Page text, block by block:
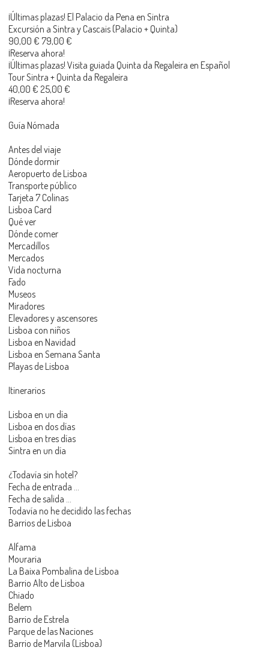
¡Últimas plazas! El Palacio da Pena en Sintra
Excursión a Sintra y Cascais (Palacio + Quinta)
90,00 € 79,00 €
¡Reserva ahora!
¡Últimas plazas! Visita guiada Quinta da Regaleira en Español
Tour Sintra + Quinta da Regaleira
40,00 € 25,00 €
¡Reserva ahora!
Guía Nómada
Antes del viaje
Dónde dormir
Aeropuerto de Lisboa
Transporte público
Tarjeta 7 Colinas
Lisboa Card
Qué ver
Dónde comer
Mercadillos
Mercados
Vida nocturna
Fado
Museos
Miradores
Elevadores y ascensores
Lisboa con niños
Lisboa en Navidad
Lisboa en Semana Santa
Playas de Lisboa
Itinerarios
Lisboa en un día
Lisboa en dos días
Lisboa en tres días
Sintra en un día
¿Todavía sin hotel?
Fecha de entrada ...
Fecha de salida ...
Todavía no he decidido las fechas
Barrios de Lisboa
Alfama
Mouraria
La Baixa Pombalina de Lisboa
Barrio Alto de Lisboa
Chiado
Belem
Barrio de Estrela
Parque de las Naciones
Barrio de Marvila (Lisboa)